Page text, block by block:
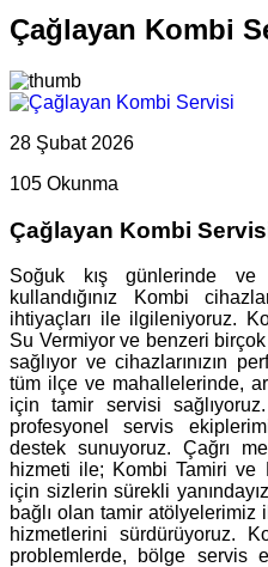
Çağlayan Kombi
28 Şubat 2026
105 Okunma
Çağlayan Kombi
Soğuk kış günlerinde ve
kullandığınız Kombi
ihtiyaçları ile ilgileniyoruz.
Su Vermiyor ve benzeri
sağlıyor ve cihazlarınızın
tüm ilçe ve mahallelerinde,
için tamir servisi
profesyonel servis
destek sunuyoruz. Çağrı
hizmeti ile; Kombi Tamiri ve
için sizlerin sürekli
bağlı olan tamir atölyelerimiz
hizmetlerini sürdürüyoruz.
problemlerde, bölge servis